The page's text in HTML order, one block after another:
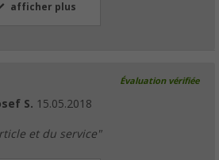
afficher plus
Évaluation vérifiée
S. 15.05.2018
et du service"